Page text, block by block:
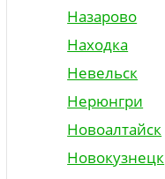
Назарово
Находка
Невельск
Нерюнгри
Новоалтайск
Новокузнецк